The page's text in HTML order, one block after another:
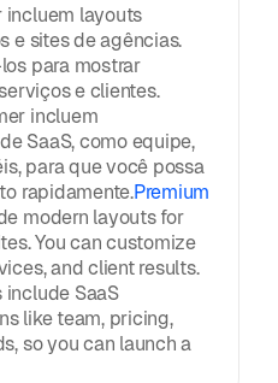
incluem layouts
e sites de agências.
para mostrar
e clientes.
incluem
SaaS, como equipe,
para que você possa
rapidamente.Premium
modern layouts for
You can customize
and client results.
SaaS
like team, pricing,
so you can launch a